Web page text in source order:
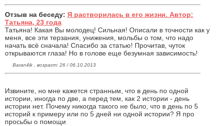
Отзыв на беседу: Я растворилась в его жизни. Автор:
Татьяна, 23 года
Татьяна! Какая Вы молодец! Сильная! Описали в точности как у
меня, все эти терзания, унижения, мольбы о том, что надо
начать всё сначала! Спасибо за статью! Прочитав, чуток
открываются глаза! Но в голове еще безумная зависимость!
Baran4ik , возраст: 26 / 06.10.2013
Извините, но мне кажется странным, что в день по одной
истории, иногда по две, а перед тем, как 2 истории - день
истории нет. Почему никогда такого не было, что в день по 5
историй к примеру или по 5 дней ни одной истории? Я про
просьбы о помощи